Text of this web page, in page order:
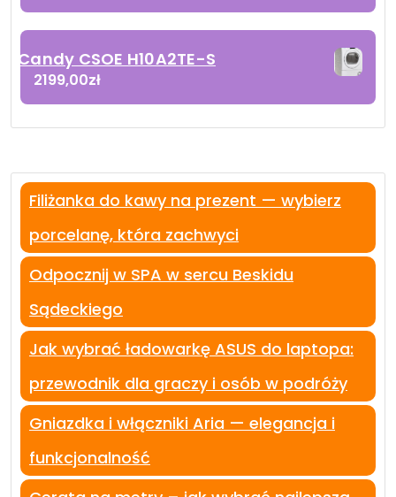
Candy CSOE H10A2TE-S
2199,00zł
Filiżanka do kawy na prezent — wybierz
porcelanę, która zachwyci
Odpocznij w SPA w sercu Beskidu
Sądeckiego
Jak wybrać ładowarkę ASUS do laptopa:
przewodnik dla graczy i osób w podróży
Gniazdka i włączniki Aria — elegancja i
funkcjonalność